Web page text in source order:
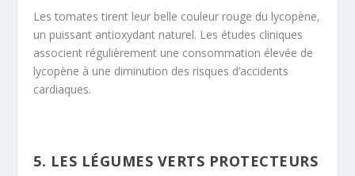
Les tomates tirent leur belle couleur rouge du lycopène,
un puissant antioxydant naturel. Les études cliniques
associent régulièrement une consommation élevée de
lycopène à une diminution des risques d’accidents
cardiaques.
5. LES LÉGUMES VERTS PROTECTEURS